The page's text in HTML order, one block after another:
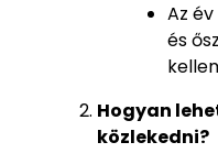
Az
és
Hogyan
közlekedni?